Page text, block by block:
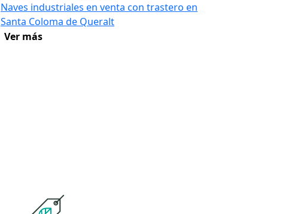
Naves industriales en venta con trastero en
Santa Coloma de Queralt
Ver más